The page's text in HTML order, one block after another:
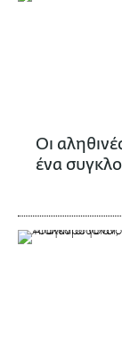
Oι
ένα